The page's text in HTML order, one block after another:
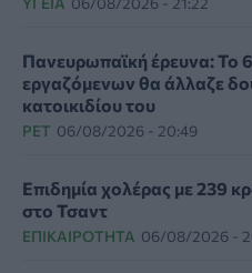
Πανευρωπαϊκή έρευνα: Το
εργαζόμενων θα άλλαζε
κατοικιδίου του
PET 06/08/2026 - 20:49
Επιδημία χολέρας με 239
στο Τσαντ
ΕΠΙΚΑΙΡΌΤΗΤΑ 06/08/2026 -